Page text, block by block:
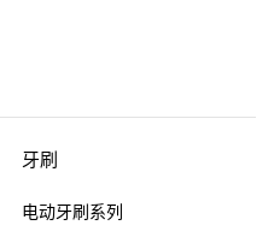
牙刷
电动牙刷系列